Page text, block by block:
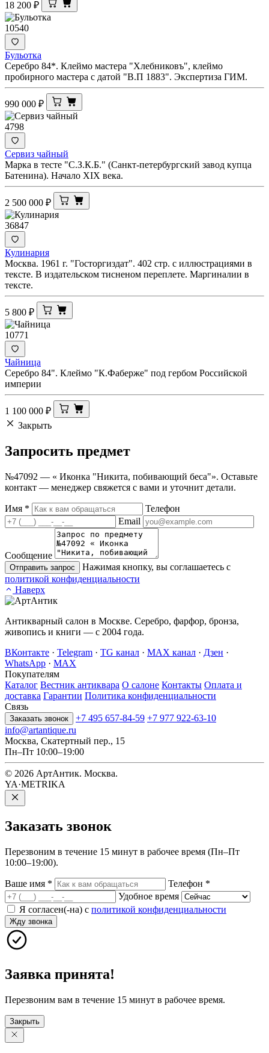
18 200 ₽
10540
Бульотка
Серебро 84*. Клеймо мастера "Хлебниковъ", клеймо
пробирного мастера с датой "В.П 1883". Экспертиза ГИМ.
990 000 ₽
4798
Сервиз чайный
Марка в тесте "С.З.К.Б." (Санкт-петербургский завод купца
Батенина). Начало XIX века.
2 500 000 ₽
36847
Кулинария
Москва. 1961 г. "Госторгиздат". 402 стр. с иллюстрациями в
тексте. В издательском тисненом переплете. Маргиналии в
тексте.
5 800 ₽
10771
Чайница
Серебро 84". Клеймо "К.Фаберже" под гербом Российской
империи
1 100 000 ₽
Закрыть
Запросить предмет
№47092 — « Иконка "Никита, побивающий беса"». Оставьте
контакт — менеджер свяжется с вами и уточнит детали.
Имя *
Телефон
Email
Сообщение
Отправить запрос
Нажимая кнопку, вы соглашаетесь с
политикой конфиденциальности
Наверх
Антикварный салон в Москве. Серебро, фарфор, бронза,
живопись и книги — с 2004 года.
ВКонтакте · Telegram · TG канал · MAX канал · Дзен ·
WhatsApp · MAX
Покупателям
Каталог Вестник антиквара О салоне Контакты Оплата и
доставка Гарантии Политика конфиденциальности
Связь
Заказать звонок +7 495 657-84-59 +7 977 922-63-10
info@artantique.ru
Москва, Скатертный пер., 15
Пн–Пт 10:00–19:00
© 2026 АртАнтик. Москва.
YA·METRIKA
Заказать звонок
Перезвоним в течение 15 минут в рабочее время (Пн–Пт
10:00–19:00).
Ваше имя * Телефон *
Удобное время
Я согласен(-на) с политикой конфиденциальности
Жду звонка
Заявка принята!
Перезвоним вам в течение 15 минут в рабочее время.
Закрыть